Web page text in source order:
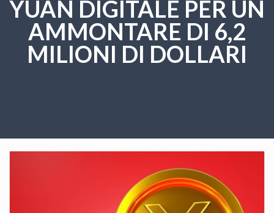
YUAN DIGITALE PER UN
AMMONTARE DI 6,2
MILIONI DI DOLLARI